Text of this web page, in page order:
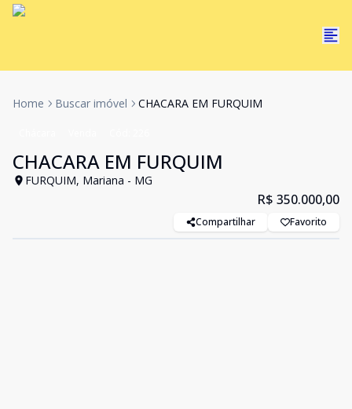
Home Buscar imóvel CHACARA EM FURQUIM
CHACARA EM FURQUIM
FURQUIM, Mariana - MG
R$ 350.000,00
Compartilhar Favorito